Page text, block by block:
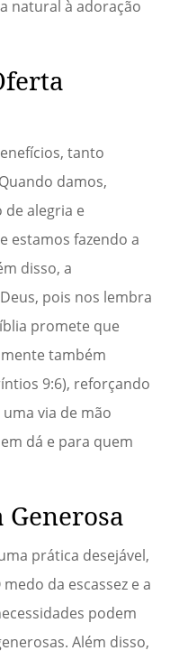
natural à adoração
tanto
damos,
alegria e
estamos fazendo a
disso, a
pois nos lembra
promete que
também
9:6), reforçando
via de mão
dá e para quem
Generosa
prática desejável,
da escassez e a
podem
Além disso,